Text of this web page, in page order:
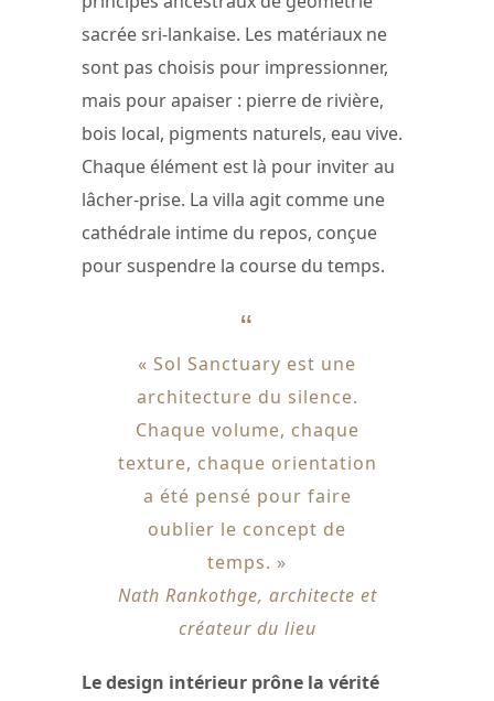
sacrée sri-lankaise. Les matériaux ne
sont pas choisis pour impressionner,
mais pour apaiser : pierre de rivière,
bois local, pigments naturels, eau vive.
Chaque élément est là pour inviter au
lâcher-prise. La villa agit comme une
cathédrale intime du repos, conçue
pour suspendre la course du temps.
« Sol Sanctuary est une
architecture du silence.
Chaque volume, chaque
texture, chaque orientation
a été pensé pour faire
oublier le concept de
temps. »
Nath Rankothge, architecte et
créateur du lieu
Le design intérieur prône la vérité